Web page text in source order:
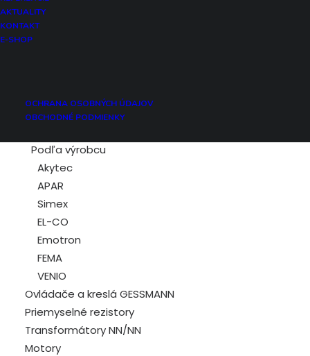
AKTUALITY
KONTAKT
E-SHOP
OCHRANA OSOBNÝCH ÚDAJOV
OBCHODNÉ PODMIENKY
Vlhkosť
Hladina
Spínanie
Podľa výrobcu
Akytec
APAR
Simex
EL-CO
Emotron
FEMA
VENIO
Ovládače a kreslá GESSMANN
Priemyselné rezistory
Transformátory NN/NN
Motory